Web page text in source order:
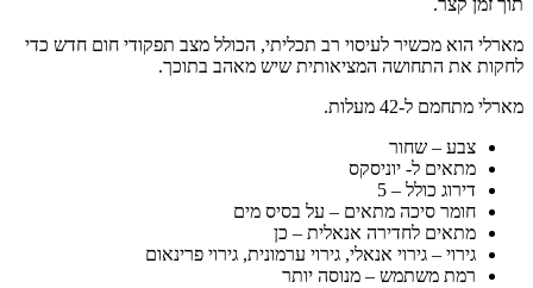
מארלי הוא מכשיר לעיסוי רב תכליתי, הכולל מצב תפקודי חום חדש כדי
לחקות את התחושה המציאותית שיש מאהב בתוכך.
מארלי מתחמם ל-42 מעלות.
צבע – שחור
מתאים ל- יוניסקס
דירוג כולל – 5
חומר סיכה מתאים – על בסיס מים
מתאים לחדירה אנאלית – כן
גירוי – גירוי אנאלי, גירוי ערמונית, גירוי פרינאום
רמת משתמש – מנוסה יותר